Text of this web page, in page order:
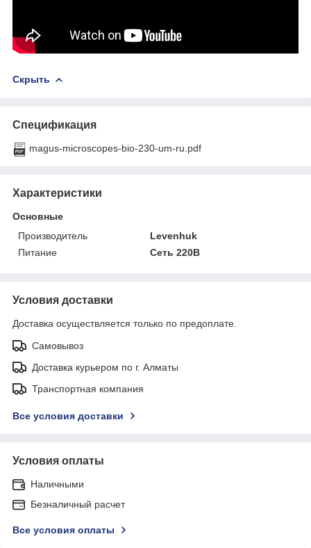
Скрыть
Спецификация
magus-microscopes-bio-230-um-ru.pdf
Характеристики
Основные
Производитель
Levenhuk
Питание
Сеть 220В
Условия доставки
Доставка осуществляется только по предоплате.
Самовывоз
Доставка курьером по г. Алматы
Транспортная компания
Все условия доставки
Условия оплаты
Наличными
Безналичный расчет
Все условия оплаты